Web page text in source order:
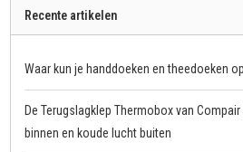
Recente artikelen
Waar kun je handdoeken en theedoeken
De Terugslagklep Thermobox van
binnen en koude lucht buiten